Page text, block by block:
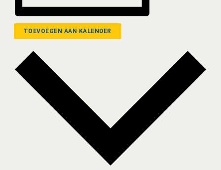
TOEVOEGEN AAN KALENDER